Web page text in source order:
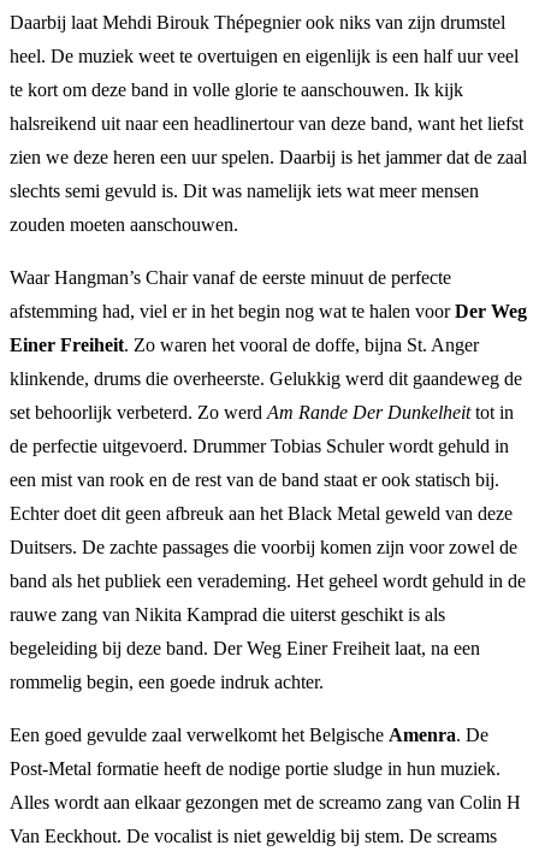
Daarbij laat Mehdi Birouk Thépegnier ook niks van zijn drumstel
heel. De muziek weet te overtuigen en eigenlijk is een half uur veel
te kort om deze band in volle glorie te aanschouwen. Ik kijk
halsreikend uit naar een headlinertour van deze band, want het liefst
zien we deze heren een uur spelen. Daarbij is het jammer dat de zaal
slechts semi gevuld is. Dit was namelijk iets wat meer mensen
zouden moeten aanschouwen.
Waar Hangman’s Chair vanaf de eerste minuut de perfecte
afstemming had, viel er in het begin nog wat te halen voorDer Weg
Einer Freiheit. Zo waren het vooral de doffe, bijna St. Anger
klinkende, drums die overheerste. Gelukkig werd dit gaandeweg de
set behoorlijk verbeterd. Zo werd Am Rande Der Dunkelheittot in
de perfectie uitgevoerd. Drummer Tobias Schuler wordt gehuld in
een mist van rook en de rest van de band staat er ook statisch bij.
Echter doet dit geen afbreuk aan het Black Metal geweld van deze
Duitsers. De zachte passages die voorbij komen zijn voor zowel de
band als het publiek een verademing. Het geheel wordt gehuld in de
rauwe zang van Nikita Kamprad die uiterst geschikt is als
begeleiding bij deze band. Der Weg Einer Freiheit laat, na een
rommelig begin, een goede indruk achter.
Een goed gevulde zaal verwelkomt het Belgische Amenra. De
Post-Metal formatie heeft de nodige portie sludge in hun muziek.
Alles wordt aan elkaar gezongen met de screamo zang van Colin H
Van Eeckhout. De vocalist is niet geweldig bij stem. De screams